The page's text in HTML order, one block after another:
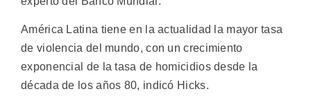
América Latina tiene en la actualidad la mayor tasa
de violencia del mundo, con un crecimiento
exponencial de la tasa de homicidios desde la
década de los años 80, indicó Hicks.